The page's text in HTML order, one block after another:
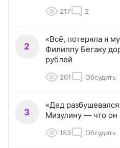
217 2
2
«Всё, потеряла я
Филиппу Бегаку
рублей
201 Обсудить
3
«Дед
Мизулину — что он
153 Обсудить